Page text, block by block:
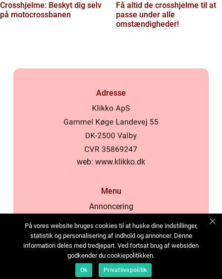
Crosshjelme: Beskyt dig selv
på motocrossbanen
Få altid de crosshjelme til at
passe under alle
omstændigheder!
Adresse
web: www.klikko.dk
Menu
Annoncering
Cookies
Kontakt os
Sitemap
På vores website bruges cookies til at huske dine indstillinger,
statistik og personalisering af indhold og annoncer. Denne
information deles med tredjepart. Ved fortsat brug af websiden
godkender du cookiepolitikken.
Ok Privatlivspolitik